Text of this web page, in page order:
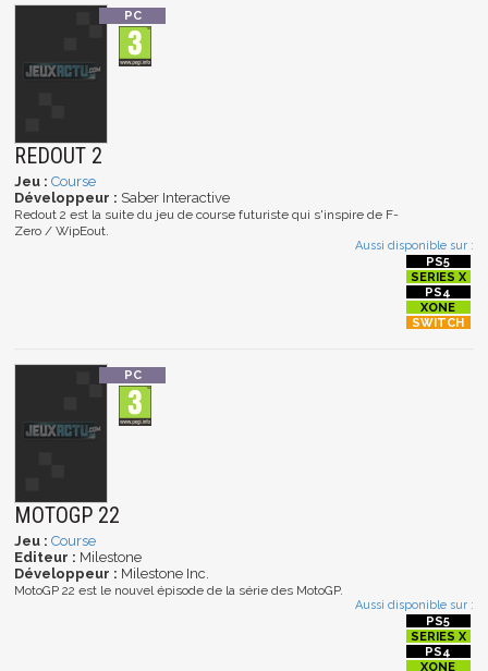
REDOUT 2
Jeu : Course
Développeur : Saber Interactive
Redout 2 est la suite du jeu de course futuriste qui s'inspire de F-
Zero / WipEout.
Aussi disponible sur :
MOTOGP 22
Jeu : Course
Editeur : Milestone
Développeur : Milestone Inc.
MotoGP 22 est le nouvel épisode de la série des MotoGP.
Aussi disponible sur :